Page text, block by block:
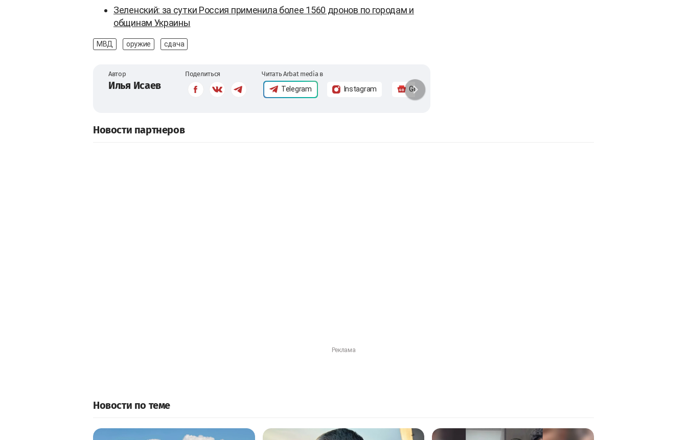
Зеленский: за сутки Россия применила более 1560 дронов по городам и
общинам Украины
МВД оружие сдача
Автор
Илья Исаев
Поделиться Читать Arbat media в
Telegram Instagram Google News
Новости партнеров
Новости по теме